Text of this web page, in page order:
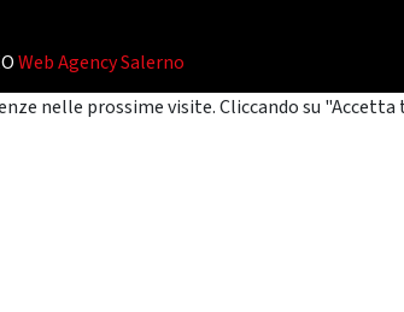
Web Agency Salerno
nelle prossime visite. Cliccando su